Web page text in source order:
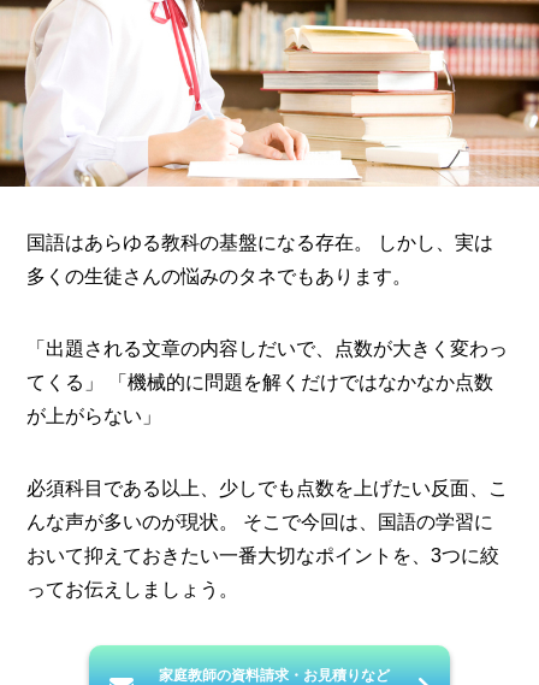
国語はあらゆる教科の基盤になる存在。 しかし、実は
多くの生徒さんの悩みのタネでもあります。
「出題される文章の内容しだいで、点数が大きく変わっ
てくる」 「機械的に問題を解くだけではなかなか点数
が上がらない」
必須科目である以上、少しでも点数を上げたい反面、こ
んな声が多いのが現状。 そこで今回は、国語の学習に
おいて抑えておきたい一番大切なポイントを、3つに絞
ってお伝えしましょう。
家庭教師の資料請求・お見積りなど